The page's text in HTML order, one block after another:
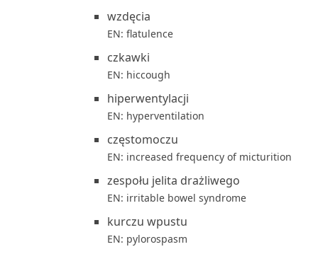
wzdęcia
EN: flatulence
czkawki
EN: hiccough
hiperwentylacji
EN: hyperventilation
częstomoczu
EN: increased frequency of micturition
zespołu jelita drażliwego
EN: irritable bowel syndrome
kurczu wpustu
EN: pylorospasm